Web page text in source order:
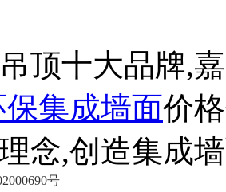
顶十大品牌,
保集成墙面价
念,创造集成
号